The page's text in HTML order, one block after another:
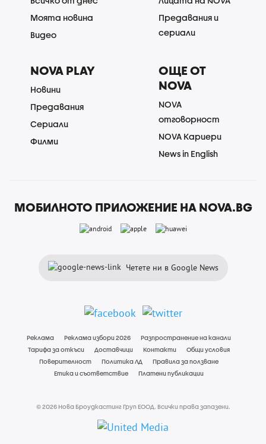
Моята новина
Видео
Предавания и
сериали
NOVA PLAY
Новини
Предавания
Сериали
Филми
ОЩЕ ОТ
NOVA
NOVA
отговорност
NOVA Кариери
News in English
МОБИЛНОТО ПРИЛОЖЕНИЕ НА NOVA.BG
Четете ни в Google News
Реклама Реклама избори 2026
Разпространение на канали
Тарифа за откъси
Доставчици Контакти
Общи условия
Поверителност
Политика ЛД
Правила за ползване
Етика и съответствие
Платени публикации
© 2026 Нова Броудкастинг Груп ЕООД. Всички права запазени.